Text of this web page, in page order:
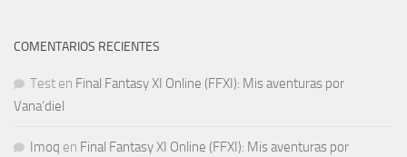
COMENTARIOS RECIENTES
Test en Final Fantasy XI Online (FFXI): Mis aventuras por
Vana’diel
Imoq en Final Fantasy XI Online (FFXI): Mis aventuras por